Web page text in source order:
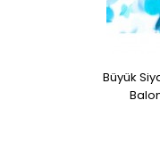
Büyük